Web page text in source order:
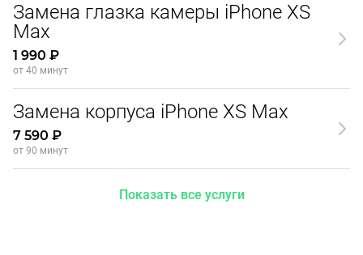
Замена глазка камеры iPhone XS
Max
1 990 ₽
от 40 минут
Замена корпуса iPhone XS Max
7 590 ₽
от 90 минут
Показать все услуги